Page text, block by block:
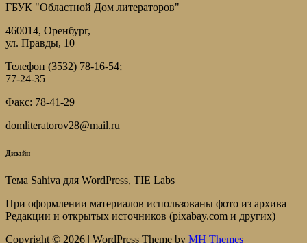
ГБУК "Областной Дом литераторов"
460014, Оренбург,
ул. Правды, 10
Телефон (3532) 78-16-54;
77-24-35
Факс: 78-41-29
domliteratorov28@mail.ru
Дизайн
Тема Sahiva для WordPress, TIE Labs
При оформлении материалов использованы фото из архива
Редакции и открытых источников (pixabay.com и других)
Copyright © 2026 | WordPress Theme by MH Themes